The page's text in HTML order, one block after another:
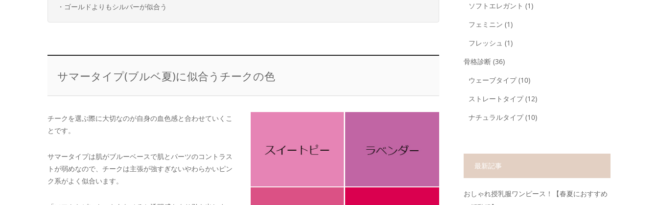
・ゴールドよりもシルバーが似合う
サマータイプ(ブルベ夏)に似合うチークの色
チークを選ぶ際に大切なのが自身の血色感と合わせていくこ
とです。
サマータイプは肌がブルーベースで肌とパーツのコントラス
トが弱めなので、チークは主張が強すぎないやわらかいピン
ク系がよく似合います。
ソフトエレガント (1)
フェミニン (1)
フレッシュ (1)
骨格診断 (36)
ウェーブタイプ(10)
ストレートタイプ(12)
ナチュラルタイプ(10)
最新記事
おしゃれ授乳服ワンピース！【春夏におすすめ